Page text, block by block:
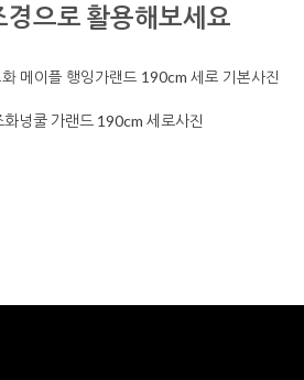
경으로 활용해보세요
화넝쿨 가랜드 190cm 세로사진